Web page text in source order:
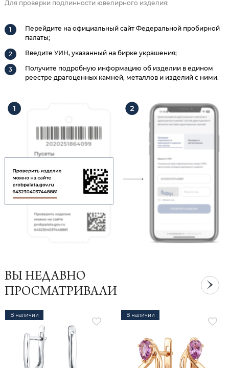
Для проверки подлинности ювелирного изделия:
Перейдите на официальный сайт Федеральной пробирной
палаты;
Введите УИН, указанный на бирке украшения;
Получите подробную информацию об изделии в едином
реестре драгоценных камней, металлов и изделий с ними.
ВЫ НЕДАВНО
ПРОСМАТРИВАЛИ
В наличии В наличии